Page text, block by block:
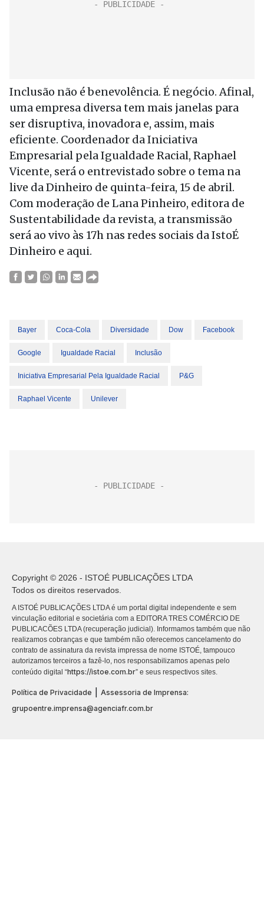
Inclusão não é benevolência. É negócio. Afinal,
uma empresa diversa tem mais janelas para
ser disruptiva, inovadora e, assim, mais
eficiente. Coordenador da Iniciativa
Empresarial pela Igualdade Racial, Raphael
Vicente, será o entrevistado sobre o tema na
live da Dinheiro de quinta-feira, 15 de abril.
Com moderação de Lana Pinheiro, editora de
Sustentabilidade da revista, a transmissão
será ao vivo às 17h nas redes sociais da IstoÉ
Dinheiro e aqui.
Bayer Coca-Cola Diversidade Dow Facebook
Google Igualdade Racial Inclusão
Iniciativa Empresarial Pela Igualdade Racial P&G
Raphael Vicente Unilever
Copyright © 2026 - ISTOÉ PUBLICAÇÕES LTDA
Todos os direitos reservados.
A ISTOÉ PUBLICAÇÕES LTDA é um portal digital independente e sem
vinculação editorial e societária com a EDITORA TRES COMÉRCIO DE
PUBLICACÕES LTDA (recuperação judicial). Informamos também que não
realizamos cobranças e que também não oferecemos cancelamento do
contrato de assinatura da revista impressa de nome ISTOÉ, tampouco
autorizamos terceiros a fazê-lo, nos responsabilizamos apenas pelo
conteúdo digital “https://istoe.com.br” e seus respectivos sites.
Política de Privacidade
Assessoria de Imprensa:
grupoentre.imprensa@agenciafr.com.br